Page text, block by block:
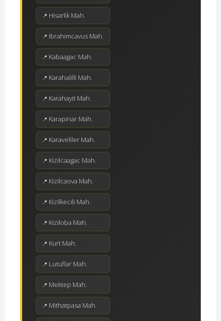
Hisarlik Mah.
Ibrahimcavus Mah.
Kabaagac Mah.
Karahalilli Mah.
Karahayit Mah.
Karapinar Mah.
Karaveliler Mah.
Kizilcaagac Mah.
Kizilcaova Mah.
Kizilkecili Mah.
Kiziloba Mah.
Kurt Mah.
Lutuflar Mah.
Mektep Mah.
Mithatpasa Mah.